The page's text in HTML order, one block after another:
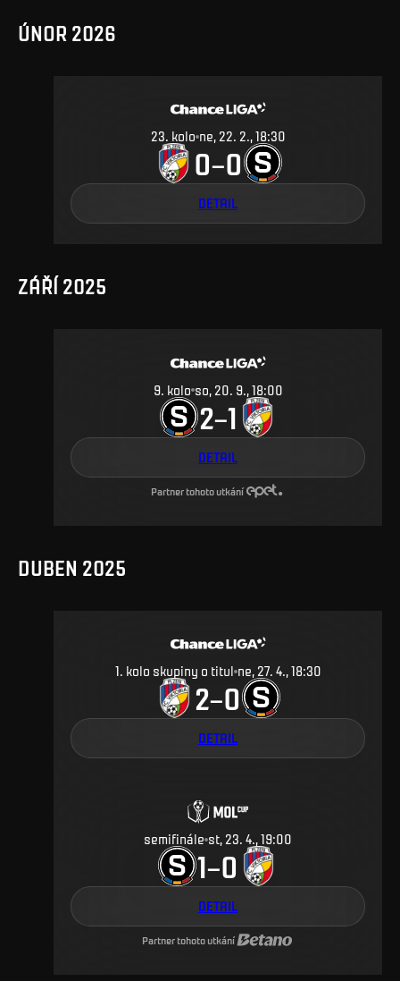
ÚNOR 2026
23. kolo ne, 22. 2., 18:30
0–0
DETAIL
ZÁŘÍ 2025
9. kolo so, 20. 9., 18:00
2–1
DETAIL
Partner tohoto utkání
DUBEN 2025
1. kolo skupiny o titul ne, 27. 4., 18:30
2–0
DETAIL
semifinále st, 23. 4., 19:00
1–0
DETAIL
Partner tohoto utkání